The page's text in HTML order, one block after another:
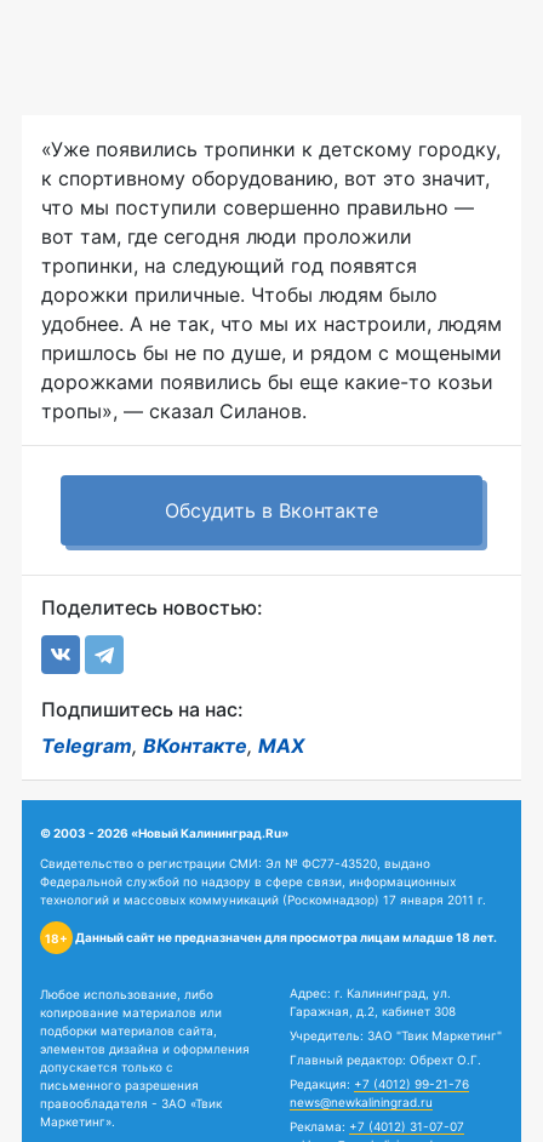
«Уже появились тропинки к детскому городку,
к спортивному оборудованию, вот это значит,
что мы поступили совершенно правильно —
вот там, где сегодня люди проложили
тропинки, на следующий год появятся
дорожки приличные. Чтобы людям было
удобнее. А не так, что мы их настроили, людям
пришлось бы не по душе, и рядом с мощеными
дорожками появились бы еще какие-то козьи
тропы», — сказал Силанов.
Обсудить в Вконтакте
Поделитесь новостью:
Подпишитесь на нас:
Telegram, ВКонтакте, MAX
© 2003 - 2026 «Новый Калининград.Ru»
Свидетельство о регистрации СМИ: Эл № ФС77-43520, выдано
Федеральной службой по надзору в сфере связи, информационных
технологий и массовых коммуникаций (Роскомнадзор) 17 января 2011 г.
18+ Данный сайт не предназначен для просмотра лицам младше 18 лет.
Любое использование, либо
копирование материалов или
подборки материалов сайта,
элементов дизайна и оформления
допускается только с
письменного разрешения
правообладателя - ЗАО «Твик
Маркетинг».
Адрес: г. Калининград, ул.
Гаражная, д.2, кабинет 308
Учредитель: ЗАО "Твик Маркетинг"
Главный редактор: Обрехт О.Г.
Редакция: +7 (4012) 99-21-76
news@newkaliningrad.ru
Реклама: +7 (4012) 31-07-07